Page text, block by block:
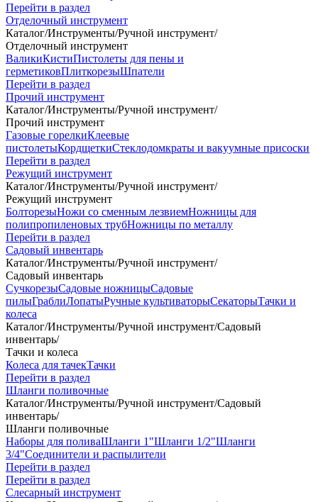
Перейти в раздел
Отделочный инструмент
Каталог/Инструменты/Ручной инструмент/
Отделочный инструмент
ВаликиКистиПистолеты для пены и
герметиковПлиткорезыШпатели
Перейти в раздел
Прочий инструмент
Каталог/Инструменты/Ручной инструмент/
Прочий инструмент
Газовые горелкиКлеевые
пистолетыКордщеткиСтеклодомкраты и вакуумные присоски
Перейти в раздел
Режущий инструмент
Каталог/Инструменты/Ручной инструмент/
Режущий инструмент
БолторезыНожи со сменным лезвиемНожницы для
полипропиленовых трубНожницы по металлу
Перейти в раздел
Садовый инвентарь
Каталог/Инструменты/Ручной инструмент/
Садовый инвентарь
СучкорезыСадовые ножницыСадовые
пилыГраблиЛопатыРучные культиваторыСекаторыТачки и
колеса
Каталог/Инструменты/Ручной инструмент/Садовый
инвентарь/
Тачки и колеса
Колеса для тачекТачки
Перейти в раздел
Шланги поливочные
Каталог/Инструменты/Ручной инструмент/Садовый
инвентарь/
Шланги поливочные
Наборы для поливаШланги 1"Шланги 1/2"Шланги
3/4"Соединители и распылители
Перейти в раздел
Перейти в раздел
Слесарный инструмент